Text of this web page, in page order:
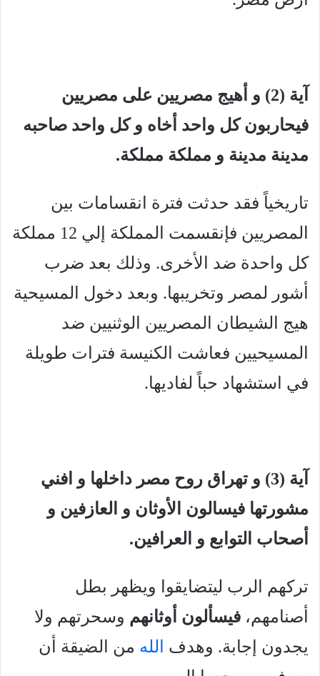
آية (2) و أهيج مصريين على مصريين
فيحاربون كل واحد أخاه و كل واحد صاحبه
مدينة مدينة و مملكة مملكة.
تاريخياً فقد حدثت فترة انقسامات بين
المصريين فإنقسمت المملكة إلي 12 مملكة
كل واحدة ضد الأخرى. وذلك بعد ضرب
أشور لمصر وتخريبها. وبعد دخول المسيحية
هيج الشيطان المصريين الوثنيين ضد
المسيحيين فعاشت الكنيسة فترات طويلة
في استشهاد حباً لفاديها.
آية (3) و تهراق روح مصر داخلها و افني
مشورتها فيسالون الأوثان و العازفين و
أصحاب التوابع و العرافين.
تركهم الرب ليتضايقوا ويظهر بطل
أصنامهم، فيسألون أوثانهم وسحرتهم ولا
يجدون إجابة. وهدف
الله من الضيقة أن